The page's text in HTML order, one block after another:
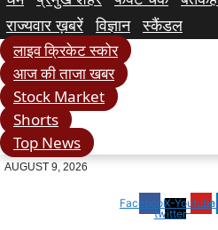
राज्यवार ख़बरें
विज्ञान स्कैंडल
लाइव क्रिकेट स्कोर
आज की ताजा खबर
Stock Market
Shorts
Top News
AUGUST 9, 2026
FacebookX-
twitter
Youtube